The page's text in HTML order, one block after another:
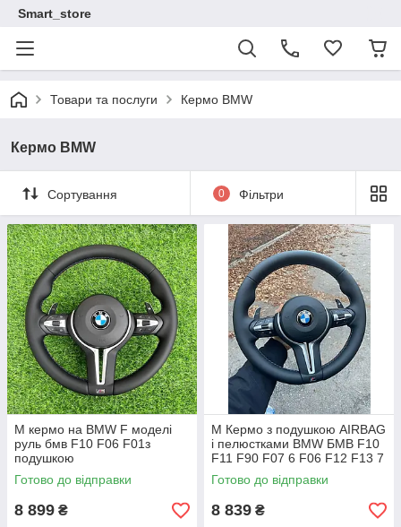
Smart_store
Товари та послуги Кермо BMW
Кермо BMW
Сортування 0 Фільтри
М кермо на BMW F моделі
руль бмв F10 F06 F01з
подушкою
Готово до відправки
8 899 ₴
М Кермо з подушкою AIRBAG
і пелюстками BMW БМВ F10
F11 F90 F07 6 F06 F12 F13 7
F01 F02 F03
Готово до відправки
8 839 ₴